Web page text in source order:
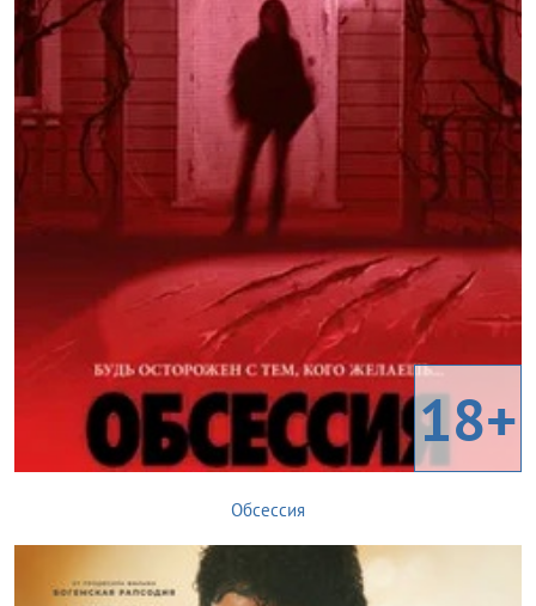
18+
Обсессия